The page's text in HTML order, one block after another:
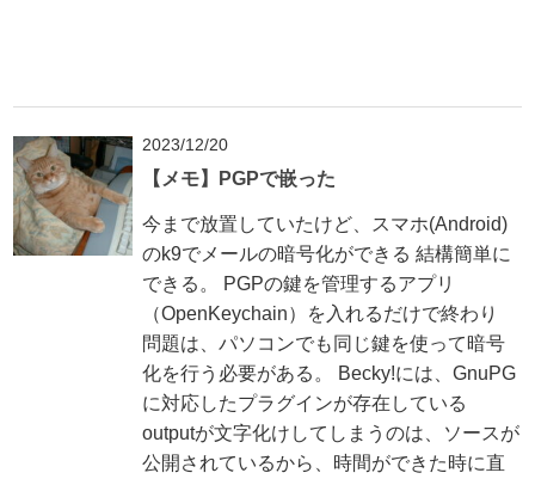
2023/12/20
【メモ】PGPで嵌った
今まで放置していたけど、スマホ(Android)
のk9でメールの暗号化ができる 結構簡単に
できる。 PGPの鍵を管理するアプリ
（OpenKeychain）を入れるだけで終わり
問題は、パソコンでも同じ鍵を使って暗号
化を行う必要がある。 Becky!には、GnuPG
に対応したプラグインが存在している
outputが文字化けしてしまうのは、ソースが
公開されているから、時間ができた時に直